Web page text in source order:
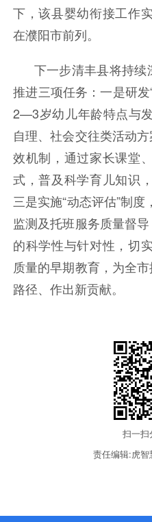
下，该县婴幼衔接工作
在濮阳市前列。
下一步清丰县将持续
推进三项任务：一是研
2—3岁幼儿年龄特点与
自理、社会交往类活动
效机制，通过家长课堂
式，普及科学育儿知识
三是实施“动态评估”制
监测及托班服务质量督
的科学性与针对性，切
质量的早期教育，为全
路径、作出新贡献。
扫一扫
责任编辑:虎智